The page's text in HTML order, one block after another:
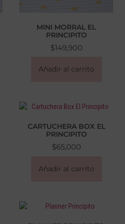
MINI MORRAL EL
PRINCIPITO
$149,900
Añadir al carrito
CARTUCHERA BOX EL
PRINCIPITO
$65,000
Añadir al carrito